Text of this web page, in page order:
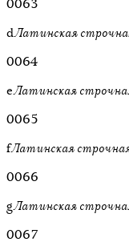
0063
dЛатинская
0064
eЛатинская
0065
fЛатинская
0066
gЛатинская
0067